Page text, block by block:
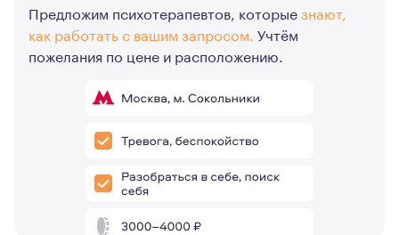
Предложим психотерапевтов, которыезнают,
как работать с вашим запросом. Учтём
пожелания по цене и расположению.